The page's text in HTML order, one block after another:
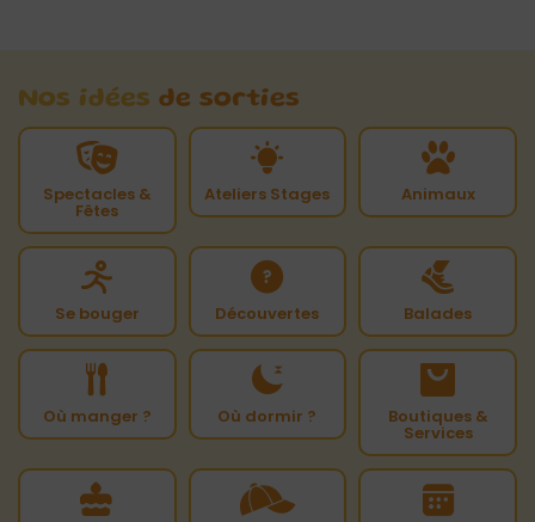
Nos idées de sorties
Spectacles &
Fêtes
Ateliers Stages Animaux
Se bouger Découvertes Balades
Où manger ? Où dormir ? Boutiques &
Services